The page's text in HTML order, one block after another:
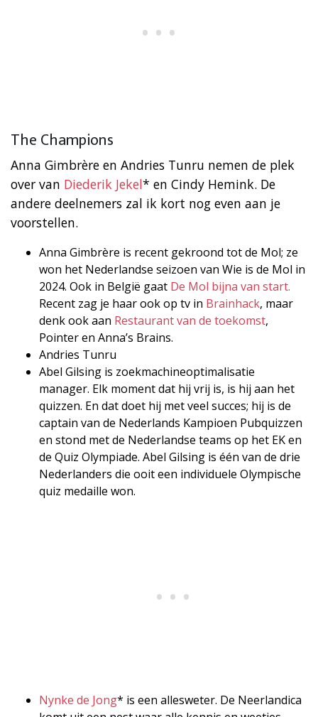
The Champions
Anna Gimbrère en Andries Tunru nemen de plek
over van Diederik Jekel* en Cindy Hemink. De
andere deelnemers zal ik kort nog even aan je
voorstellen.
Anna Gimbrère is recent gekroond tot de Mol; ze
won het Nederlandse seizoen van Wie is de Mol in
2024. Ook in België gaat De Mol bijna van start.
Recent zag je haar ook op tv in Brainhack, maar
denk ook aan Restaurant van de toekomst,
Pointer en Anna’s Brains.
Andries Tunru
Abel Gilsing is zoekmachineoptimalisatie
manager. Elk moment dat hij vrij is, is hij aan het
quizzen. En dat doet hij met veel succes; hij is de
captain van de Nederlands Kampioen Pubquizzen
en stond met de Nederlandse teams op het EK en
de Quiz Olympiade. Abel Gilsing is één van de drie
Nederlanders die ooit een individuele Olympische
quiz medaille won.
Nynke de Jong* is een allesweter. De Neerlandica